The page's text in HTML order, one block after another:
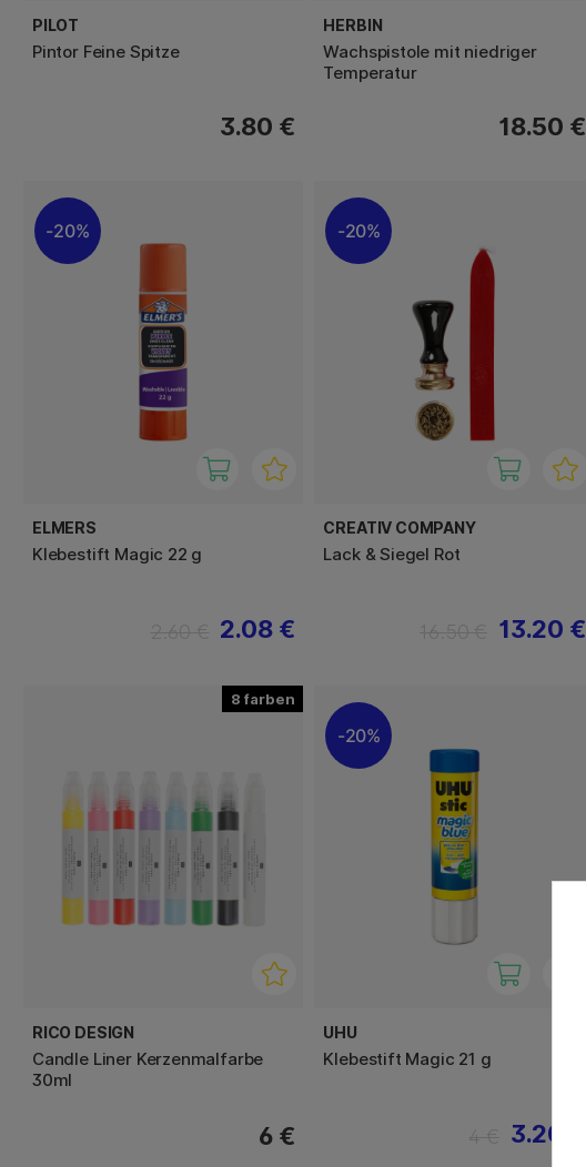
PILOT
Pintor Feine Spitze
3.80 €
HERBIN
Wachspistole mit niedriger
Temperatur
18.50 €
20%
ELMERS
Klebestift Magic 22 g
2.08 €
20%
CREATIV COMPANY
Lack & Siegel Rot
13.20 €
8
RICO DESIGN
Candle Liner Kerzenmalfarbe
30ml
6 €
20%
UHU
Klebestift Magic 21 g
3.20 €